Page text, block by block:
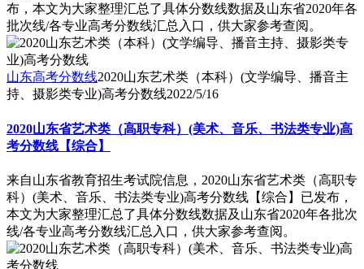
布，本文为大家整理汇总了具体分数线数据及山东省2020年各
批次线/各专业高考分数线汇总入口，供大家参考查阅。
山东高考分数线2020山东艺术类（本科）(文学编导、播音主
持、摄影类专业)高考分数线2022/5/16
2020山东省艺术类（高职专科）(美术、音乐、书法类专业)高
考分数线【综合】
来自山东省教育招生考试院信息，2020山东省艺术类（高职专
科）(美术、音乐、书法类专业)高考分数线【综合】已发布，
本文为大家整理汇总了具体分数线数据及山东省2020年各批次
线/各专业高考分数线汇总入口，供大家参考查阅。